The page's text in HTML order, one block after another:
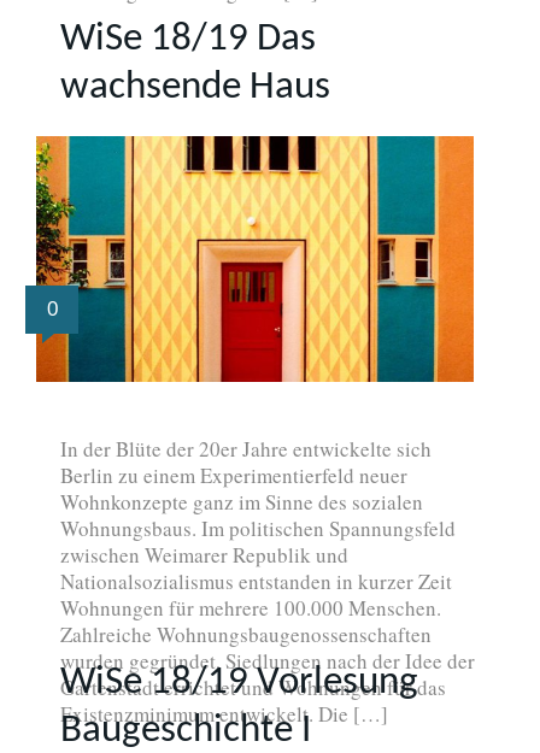
WiSe 18/19 Das
wachsende Haus
0
In der Blüte der 20er Jahre entwickelte sich
Berlin zu einem Experimentierfeld neuer
Wohnkonzepte ganz im Sinne des sozialen
Wohnungsbaus. Im politischen Spannungsfeld
zwischen Weimarer Republik und
Nationalsozialismus entstanden in kurzer Zeit
Wohnungen für mehrere 100.000 Menschen.
Zahlreiche Wohnungsbaugenossenschaften
wurden gegründet, Siedlungen nach der Idee der
Gartenstadt errichtet und Wohnungen für das
Existenzminimum entwickelt. Die […]
WiSe 18/19 Vorlesung
Baugeschichte I